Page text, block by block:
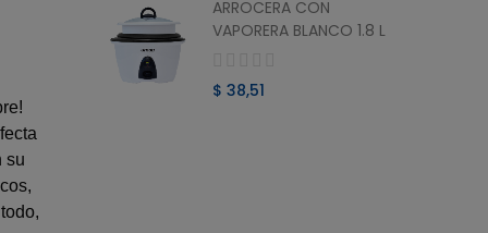
su
ARROCERA CON
VAPORERA BLANCO 1.8 L
$ 38,51